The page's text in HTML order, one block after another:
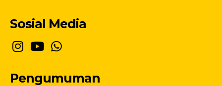
Sosial Media
Pengumuman